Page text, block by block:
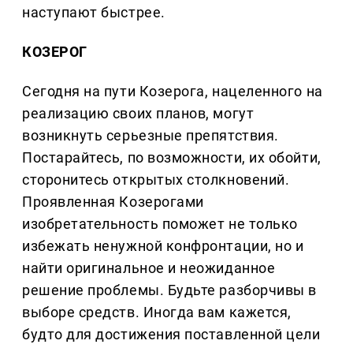
наступают быстрее.
КОЗЕРОГ
Сегодня на пути Козерога, нацеленного на
реализацию своих планов, могут
возникнуть серьезные препятствия.
Постарайтесь, по возможности, их обойти,
сторонитесь открытых столкновений.
Проявленная Козерогами
изобретательность поможет не только
избежать ненужной конфронтации, но и
найти оригинальное и неожиданное
решение проблемы. Будьте разборчивы в
выборе средств. Иногда вам кажется,
будто для достижения поставленной цели